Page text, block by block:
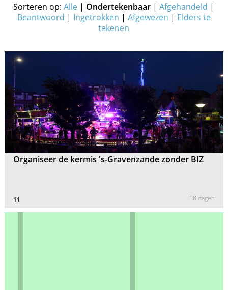
Sorteren op:Alle | Ondertekenbaar |Afgehandeld |
Beantwoord | Ingetrokken | Afgewezen | Elders te
tekenen
Organiseer de kermis 's-Gravenzande zonder BIZ
11 18 dagen